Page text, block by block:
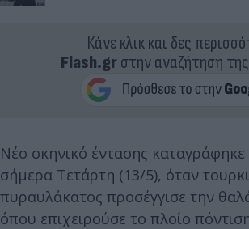
Κάνε κλικ και δες
Flash.grστην αναζήτηση της
Νέο σκηνικό έντασης καταγράφηκε
σήμερα Τετάρτη (13/5), όταν
πυραυλάκατος προσέγγισε την
όπου επιχειρούσε το πλοίο